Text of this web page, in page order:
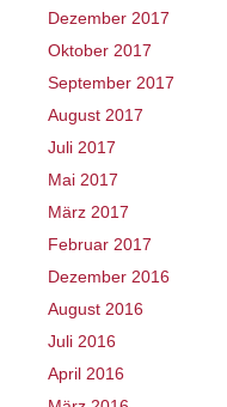
Dezember 2017
Oktober 2017
September 2017
August 2017
Juli 2017
Mai 2017
März 2017
Februar 2017
Dezember 2016
August 2016
Juli 2016
April 2016